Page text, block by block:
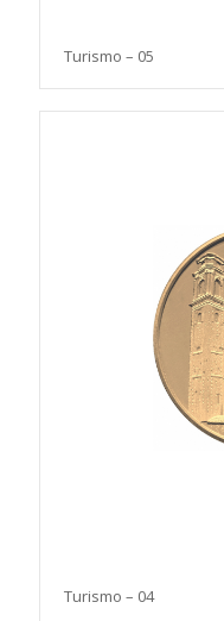
Turismo – 05
Turismo – 04